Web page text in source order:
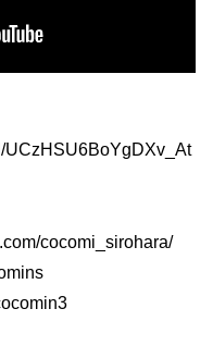
UCzHSU6BoYgDXv_At
cocomi_sirohara/